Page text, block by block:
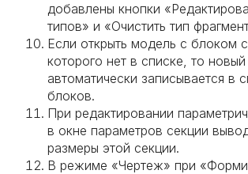
добавлены кнопки
типов» и «Очистить тип
Если открыть модель с блоком
которого нет в списке, то
автоматически записывается в
блоков.
При редактировании
в окне параметров секции
размеры этой секции.
В режиме «Чертеж» при